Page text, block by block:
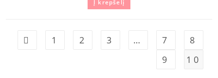
Į krepšelį
1 2 3 … 7
8
9
10